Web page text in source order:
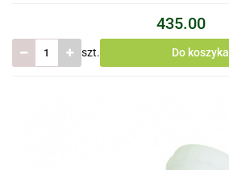
435.00
szt. Do koszyka